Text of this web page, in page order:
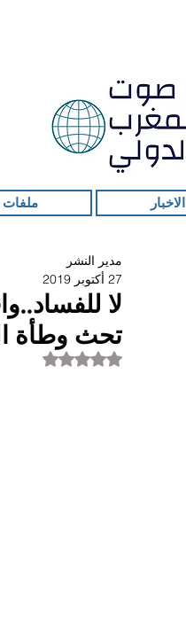
الاخبار ملفات
لا
تحث وطأة
مدير النشر
27 أكتوبر 2019
تم التقييم بـ ليس